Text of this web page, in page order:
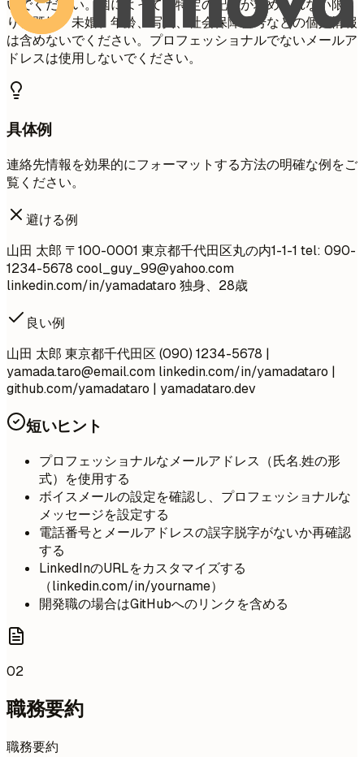
いでください。国によっては特定の記載が求められない限
り、既婚・未婚、年齢、写真、社会保障番号などの個人情報
は含めないでください。プロフェッショナルでないメールア
ドレスは使用しないでください。
具体例
連絡先情報を効果的にフォーマットする方法の明確な例をご
覧ください。
避ける例
山田 太郎 〒100-0001 東京都千代田区丸の内1-1-1 tel: 090-
1234-5678 cool_guy_99@yahoo.com
linkedin.com/in/yamadataro 独身、28歳
良い例
山田 太郎 東京都千代田区 (090) 1234-5678 |
yamada.taro@email.com linkedin.com/in/yamadataro |
github.com/yamadataro | yamadataro.dev
短いヒント
プロフェッショナルなメールアドレス（氏名.姓の形
式）を使用する
ボイスメールの設定を確認し、プロフェッショナルな
メッセージを設定する
電話番号とメールアドレスの誤字脱字がないか再確認
する
LinkedInのURLをカスタマイズする
（linkedin.com/in/yourname）
開発職の場合はGitHubへのリンクを含める
02
職務要約
職務要約